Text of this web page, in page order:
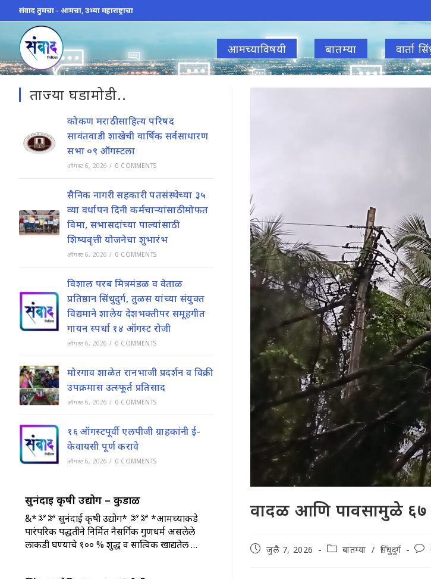
to
content
संवाद तुमचा - आमचा, उभ्या महाराष्ट्राचा
आमच्याविषयी बातम्या वार्ता
वादळ आणि पावसामुळे ६७
Postजुलै 7, 2026
Postबातम्या / सिंधुदुर्ग
ताज्या घडामोडी..
कोकण मराठी साहित्य परिषद
सावंतवाडी शाखेची वार्षिक सर्वसाधारण
सभा ०९ ऑगस्टला
ऑगस्ट 6, 2026 / 0 COMMENTS
सैनिक नागरी सहकारी पतसंस्थेच्या ३५
व्या वर्धापन दिनी कर्मचाऱ्यांसाठी मोफत
विमा, सभासदांच्या पाल्यांसाठी
शिष्यवृत्ती योजनेचा शुभारंभ
ऑगस्ट 6, 2026 / 0 COMMENTS
विशाल परब मित्रमंडळ व वेताळ
प्रतिष्ठान सिंधुदुर्ग, तुळस यांच्या संयुक्त
विद्यमाने शालेय देशभक्तीपर समूहगीत
गायन स्पर्धा १४ ऑगस्ट रोजी
ऑगस्ट 6, 2026 / 0 COMMENTS
मोरगाव शाळेत रानभाजी प्रदर्शन व विक्री
उपक्रमास उत्स्फूर्त प्रतिसाद
ऑगस्ट 6, 2026 / 0 COMMENTS
१६ ऑगस्टपूर्वी एलपीजी ग्राहकांनी ई-
केवायसी पूर्ण करावे
ऑगस्ट 6, 2026 / 0 COMMENTS
सुनंदाई कृषी उद्योग – कुडाळ
&*🫘🫘 सुनंदाई कृषी उद्योग* 🫘🫘 *आमच्याकडे
पारंपरिक पद्धतीने निर्मित नैसर्गिक गुणधर्म असलेले
लाकडी घण्याचे १०० % शुद्ध व सात्विक खाद्यतेल …